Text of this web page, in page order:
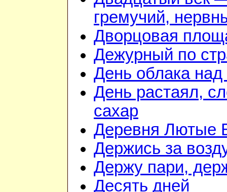
гремучий,
Дворцовая
Дежурный по
День облака
День растаял,
сахар
Деревня Лютые
Держись за
Держу пари,
Десять дней